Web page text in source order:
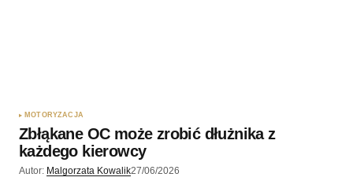
MOTORYZACJA
Zbłąkane OC może zrobić dłużnika z
każdego kierowcy
Autor: Malgorzata Kowalik27/06/2026